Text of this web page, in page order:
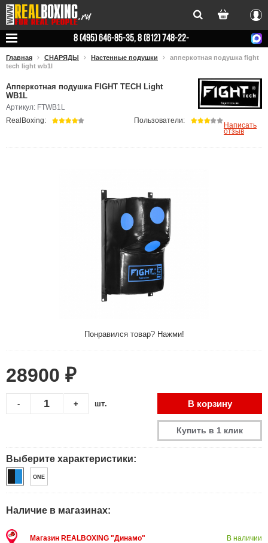
Вход
8 (495) 646-85-35, 8 (812) 748-22-
Главная СНАРЯДЫ Настенные подушки
апперкотная подушка fight
tech light wb1l
Апперкотная подушка FIGHT TECH Light
WB1L
Артикул: FTWB1L
Понравился товар? Нажми!
RealBoxing: Пользователи:
Написать
отзыв
28900 ₽
+
- шт. В корзину
Купить в 1 клик
Выберите характеристики:
ONE
Наличие в магазинах:
Магазин REALBOXING "Динамо"
В наличии